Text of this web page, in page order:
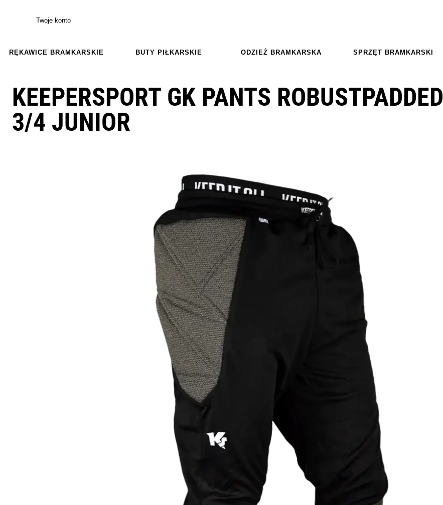
Twoje konto
RĘKAWICE BRAMKARSKIE BUTY PIŁKARSKIE ODZIEŻ BRAMKARSKA SPRZĘT BRAMKARSKI
KEEPERSPORT GK PANTS ROBUSTPADDED
3/4 JUNIOR